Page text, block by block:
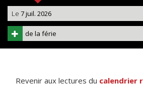
Le 7 juil. 2026
de la férie
Revenir aux lectures du calendrier